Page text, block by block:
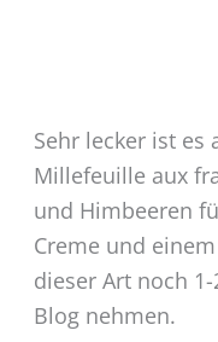
Sehr lecker ist es
Millefeuille aux
und Himbeeren
Creme und
dieser Art noch
Blog nehmen.